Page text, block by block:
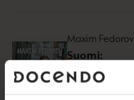
Maxim Fedorov
Suomi:
ylipitkä
oppimäärä